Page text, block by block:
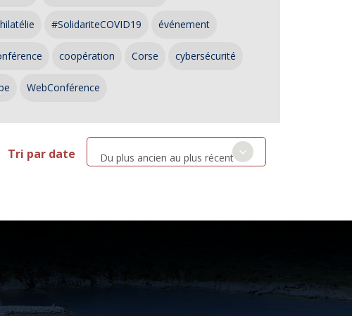
#SolidariteCOVID19 événement
coopération Corse cybersécurité
WebConférence
Tri par date Du plus ancien au plus récent